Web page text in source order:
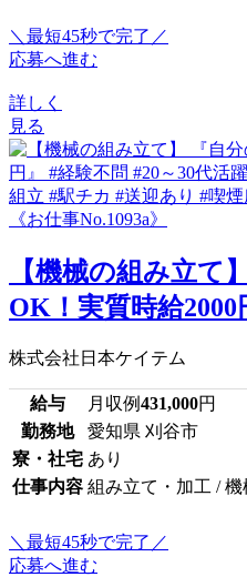
＼最短45秒で完了／
応募へ進む
詳しく
見る
【機械の組み立て
OK！実質時給2000
株式会社日本ケイテム
給与 月収例431,000円
勤務地
愛知県 刈谷市
寮・社宅 あり
仕事内容 組み立て・加工 / 機
＼最短45秒で完了／
応募へ進む